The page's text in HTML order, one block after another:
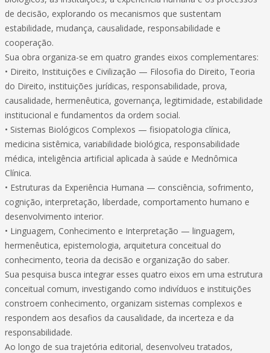
de decisão, explorando os mecanismos que sustentam
estabilidade, mudança, causalidade, responsabilidade e
cooperação.
Sua obra organiza-se em quatro grandes eixos complementares:
• Direito, Instituições e Civilização — Filosofia do Direito, Teoria
do Direito, instituições jurídicas, responsabilidade, prova,
causalidade, hermenêutica, governança, legitimidade, estabilidade
institucional e fundamentos da ordem social.
• Sistemas Biológicos Complexos — fisiopatologia clínica,
medicina sistêmica, variabilidade biológica, responsabilidade
médica, inteligência artificial aplicada à saúde e Mednômica
Clínica.
• Estruturas da Experiência Humana — consciência, sofrimento,
cognição, interpretação, liberdade, comportamento humano e
desenvolvimento interior.
• Linguagem, Conhecimento e Interpretação — linguagem,
hermenêutica, epistemologia, arquitetura conceitual do
conhecimento, teoria da decisão e organização do saber.
Sua pesquisa busca integrar esses quatro eixos em uma estrutura
conceitual comum, investigando como indivíduos e instituições
constroem conhecimento, organizam sistemas complexos e
respondem aos desafios da causalidade, da incerteza e da
responsabilidade.
Ao longo de sua trajetória editorial, desenvolveu tratados,